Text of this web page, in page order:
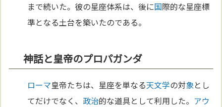
まで続いた。彼の星座体系は、後に国際的な星座標
準となる土台を築いたのである。
神話と皇帝のプロパガンダ
ローマ皇帝たちは、星座を単なる天文学の対象とし
てだけでなく、 政治的な道具として利用した。 アウ